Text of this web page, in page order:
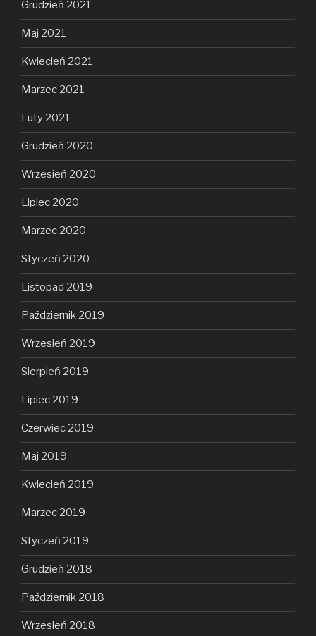
Grudzień 2021
Maj 2021
Kwiecień 2021
Marzec 2021
Luty 2021
Grudzień 2020
Wrzesień 2020
Lipiec 2020
Marzec 2020
Styczeń 2020
Listopad 2019
Październik 2019
Wrzesień 2019
Sierpień 2019
Lipiec 2019
Czerwiec 2019
Maj 2019
Kwiecień 2019
Marzec 2019
Styczeń 2019
Grudzień 2018
Październik 2018
Wrzesień 2018